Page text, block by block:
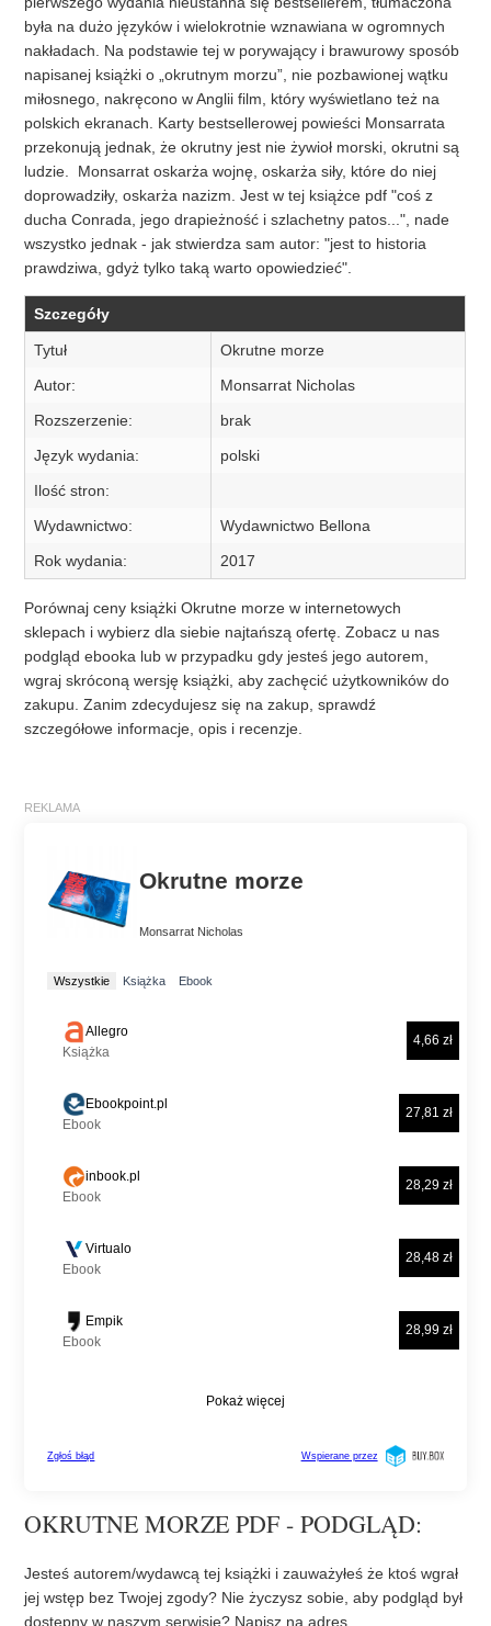
była na dużo języków i wielokrotnie wznawiana w ogromnych
nakładach. Na podstawie tej w porywający i brawurowy sposób
napisanej książki o „okrutnym morzu”, nie pozbawionej wątku
miłosnego, nakręcono w Anglii film, który wyświetlano też na
polskich ekranach. Karty bestsellerowej powieści Monsarrata
przekonują jednak, że okrutny jest nie żywioł morski, okrutni są
ludzie. Monsarrat oskarża wojnę, oskarża siły, które do niej
doprowadziły, oskarża nazizm. Jest w tej książce pdf "coś z
ducha Conrada, jego drapieżność i szlachetny patos...", nade
wszystko jednak - jak stwierdza sam autor: "jest to historia
prawdziwa, gdyż tylko taką warto opowiedzieć".
Szczegóły
Tytuł
Okrutne morze
Autor:
Monsarrat Nicholas
Rozszerzenie:
brak
Język wydania:
polski
Ilość stron:
Wydawnictwo:
Wydawnictwo Bellona
Rok wydania:
2017
Porównaj ceny książki Okrutne morze w internetowych
sklepach i wybierz dla siebie najtańszą ofertę. Zobacz u nas
podgląd ebooka lub w przypadku gdy jesteś jego autorem,
wgraj skróconą wersję książki, aby zachęcić użytkowników do
zakupu. Zanim zdecydujesz się na zakup, sprawdź
szczegółowe informacje, opis i recenzje.
OKRUTNE MORZE PDF - PODGLĄD:
Jesteś autorem/wydawcą tej książki i zauważyłeś że ktoś wgrał
jej wstęp bez Twojej zgody? Nie życzysz sobie, aby podgląd był
dostępny w naszym serwisie? Napisz na adres